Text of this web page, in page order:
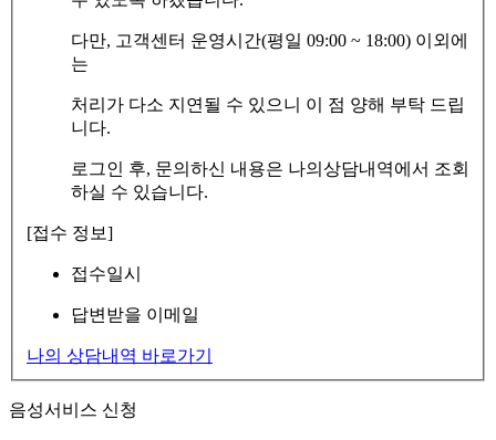
다만, 고객센터 운영시간(평일 09:00 ~ 18:00) 이외에
는
처리가 다소 지연될 수 있으니 이 점 양해 부탁 드립
니다.
로그인 후, 문의하신 내용은 나의상담내역에서 조회
하실 수 있습니다.
[접수 정보]
접수일시
답변받을 이메일
나의 상담내역 바로가기
음성서비스 신청